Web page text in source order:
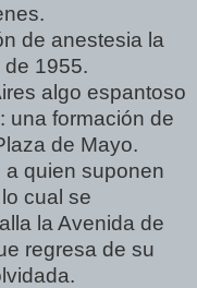
de anestesia la
de 1955.
algo espantoso
una formación de
de Mayo.
a quien suponen
cual se
la Avenida de
regresa de su